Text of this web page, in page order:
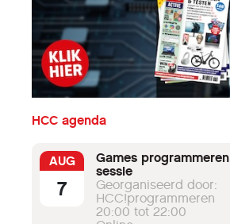
HCC agenda
AUG
7
Games programmeren
sessie
Georganiseerd door:
HCC!programmeren
20:00 tot 22:00